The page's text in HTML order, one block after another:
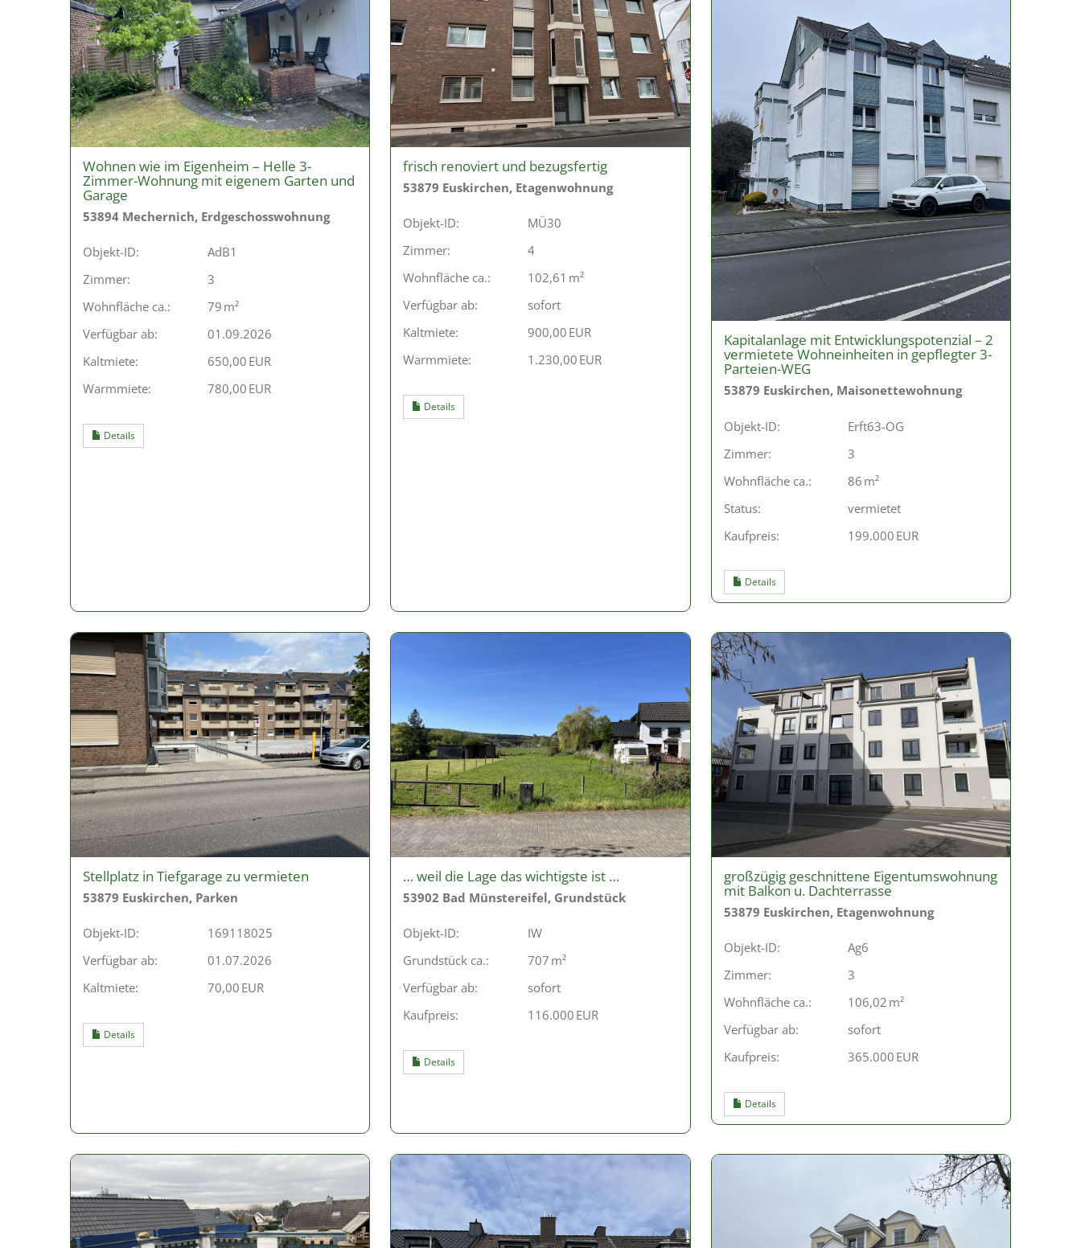
Wohnen wie im Eigenheim – Helle 3-
Zimmer-Wohnung mit eigenem Garten und
Garage
53894 Mechernich, Erdgeschosswohnung
Objekt-ID:
AdB1
Zimmer:
3
Wohnfläche ca.:
79 m²
Verfügbar ab:
01.09.2026
Kaltmiete:
650,00 EUR
Warmmiete:
780,00 EUR
Details
frisch renoviert und bezugsfertig
53879 Euskirchen, Etagenwohnung
Objekt-ID:
MÜ30
Zimmer:
4
Wohnfläche ca.:
102,61 m²
Verfügbar ab:
sofort
Kaltmiete:
900,00 EUR
Warmmiete:
1.230,00 EUR
Details
Kapitalanlage mit Entwicklungspotenzial – 2
vermietete Wohneinheiten in gepflegter 3-
Parteien-WEG
53879 Euskirchen, Maisonettewohnung
Objekt-ID:
Erft63-OG
Zimmer:
3
Wohnfläche ca.:
86 m²
Status:
vermietet
Kaufpreis:
199.000 EUR
Details
Stellplatz in Tiefgarage zu vermieten
53879 Euskirchen, Parken
Objekt-ID:
169118025
Verfügbar ab:
01.07.2026
Kaltmiete:
70,00 EUR
Details
… weil die Lage das wichtigste ist …
53902 Bad Münstereifel, Grundstück
Objekt-ID:
IW
Grund­stück ca.:
707 m²
Verfügbar ab:
sofort
Kaufpreis:
116.000 EUR
Details
großzügig geschnittene Eigentumswohnung
mit Balkon u. Dachterrasse
53879 Euskirchen, Etagenwohnung
Objekt-ID:
Ag6
Zimmer:
3
Wohnfläche ca.:
106,02 m²
Verfügbar ab:
sofort
Kaufpreis:
365.000 EUR
Details